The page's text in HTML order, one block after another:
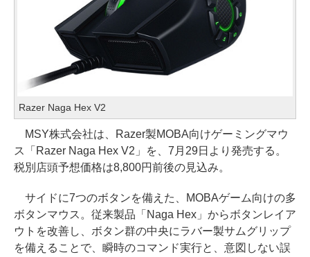
Razer Naga Hex V2
MSY株式会社は、Razer製MOBA向けゲーミングマウ
ス「Razer Naga Hex V2」を、7月29日より発売する。
税別店頭予想価格は8,800円前後の見込み。
サイドに7つのボタンを備えた、MOBAゲーム向けの多
ボタンマウス。従来製品「Naga Hex」からボタンレイア
ウトを改善し、ボタン群の中央にラバー製サムグリップ
を備えることで、瞬時のコマンド実行と、意図しない誤